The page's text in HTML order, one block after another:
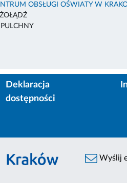
OBSŁUGI OŚWIATY W
Deklaracja
dostępności
Wyślij